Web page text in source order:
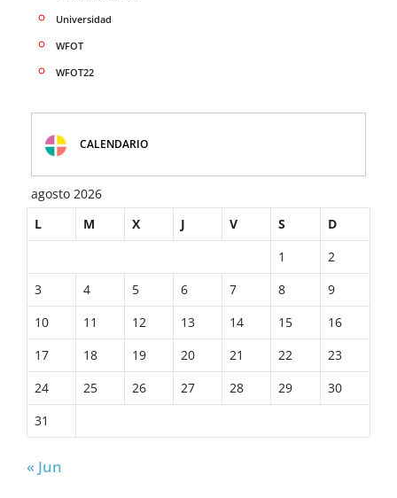
Universidad
WFOT
WFOT22
CALENDARIO
agosto 2026
L
M X J V S
D
1
2
3
4 5 6 7 8
9
10
11 12 13 14 15
16
17
18 19 20 21 22
23
24
25 26 27 28 29
30
31
« Jun